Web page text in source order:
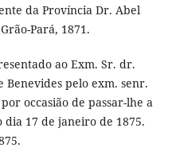
da Província Dr. Abel
Pará, 1871.
ao Exm. Sr. dr.
Benevides pelo exm. senr.
occasião de passar-lhe a
17 de janeiro de 1875.